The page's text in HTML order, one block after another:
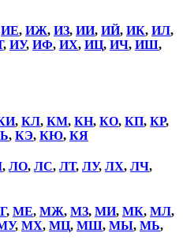
ИЕ, ИЖ, ИЗ, ИИ, ИЙ, ИК, ИЛ,
, ИУ, ИФ, ИХ, ИЦ, ИЧ, ИШ,
, КЛ, КМ, КН, КО, КП, КР,
, КЭ, КЮ, КЯ
, ЛО, ЛС, ЛТ, ЛУ, ЛХ, ЛЧ,
, МЕ, МЖ, МЗ, МИ, МК, МЛ,
, МХ, МЦ, МШ, МЫ, МЬ,